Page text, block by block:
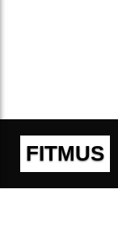
FITMUS